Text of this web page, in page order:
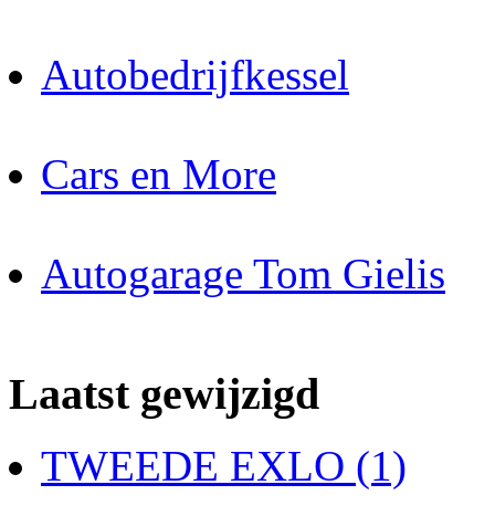
Autobedrijfkessel
Cars en More
Autogarage Tom Gielis
Laatst gewijzigd
TWEEDE EXLO (1)